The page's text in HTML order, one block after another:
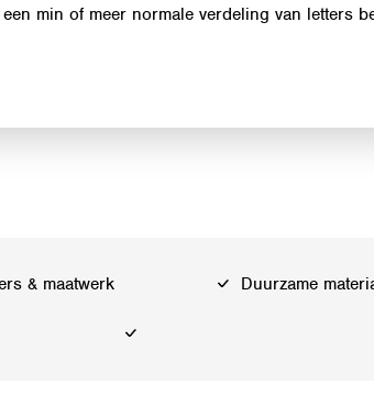
min of meer normale verdeling van letters
& maatwerk Duurzame